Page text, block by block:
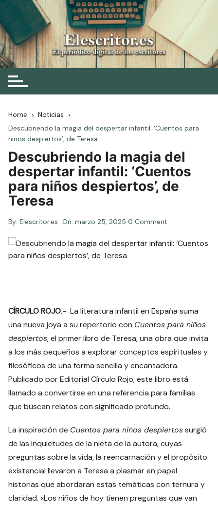
Skip
to
content
Elescritor.es
El periódico digital de los escritores
Home
Noticias
Descubriendo la magia del despertar infantil: ‘Cuentos para
niños despiertos’, de Teresa
Descubriendo la magia del
despertar infantil: ‘Cuentos
para niños despiertos’, de
Teresa
By: Elescritor.es On:marzo 25, 2025 0 Comment
CÍRCULO ROJO.- La literatura infantil en España suma
una nueva joya a su repertorio con Cuentos para niños
despiertos, el primer libro de Teresa, una obra que invita
a los más pequeños a explorar conceptos espirituales y
filosóficos de una forma sencilla y encantadora.
Publicado por Editorial Círculo Rojo, este libro está
llamado a convertirse en una referencia para familias
que buscan relatos con significado profundo.
La inspiración de Cuentos para niños despiertossurgió
de las inquietudes de la nieta de la autora, cuyas
preguntas sobre la vida, la reencarnación y el propósito
existencial llevaron a Teresa a plasmar en papel
historias que abordaran estas temáticas con ternura y
claridad. «Los niños de hoy tienen preguntas que van